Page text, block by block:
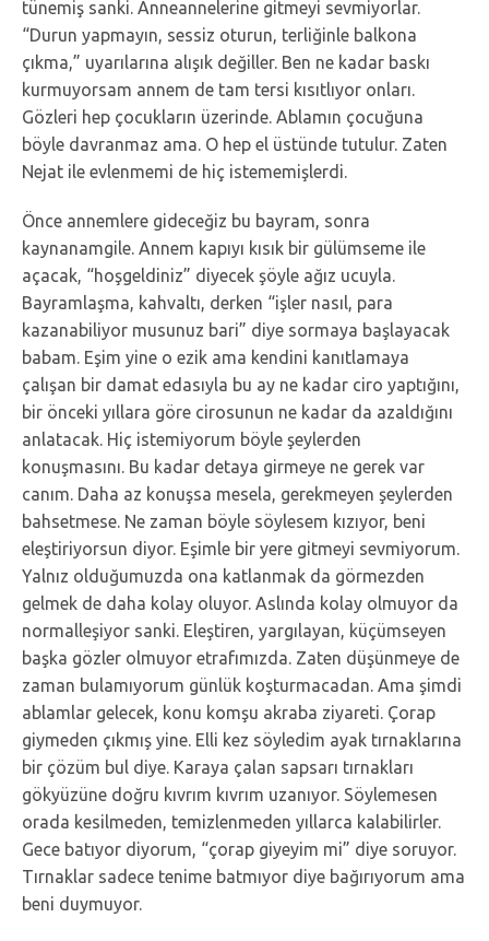
tünemiş sanki. Anneannelerine gitmeyi sevmiyorlar.
“Durun yapmayın, sessiz oturun, terliğinle balkona
çıkma,” uyarılarına alışık değiller. Ben ne kadar baskı
kurmuyorsam annem de tam tersi kısıtlıyor onları.
Gözleri hep çocukların üzerinde. Ablamın çocuğuna
böyle davranmaz ama. O hep el üstünde tutulur. Zaten
Nejat ile evlenmemi de hiç istememişlerdi.
Önce annemlere gideceğiz bu bayram, sonra
kaynanamgile. Annem kapıyı kısık bir gülümseme ile
açacak, “hoşgeldiniz” diyecek şöyle ağız ucuyla.
Bayramlaşma, kahvaltı, derken “işler nasıl, para
kazanabiliyor musunuz bari” diye sormaya başlayacak
babam. Eşim yine o ezik ama kendini kanıtlamaya
çalışan bir damat edasıyla bu ay ne kadar ciro yaptığını,
bir önceki yıllara göre cirosunun ne kadar da azaldığını
anlatacak. Hiç istemiyorum böyle şeylerden
konuşmasını. Bu kadar detaya girmeye ne gerek var
canım. Daha az konuşsa mesela, gerekmeyen şeylerden
bahsetmese. Ne zaman böyle söylesem kızıyor, beni
eleştiriyorsun diyor. Eşimle bir yere gitmeyi sevmiyorum.
Yalnız olduğumuzda ona katlanmak da görmezden
gelmek de daha kolay oluyor. Aslında kolay olmuyor da
normalleşiyor sanki. Eleştiren, yargılayan, küçümseyen
başka gözler olmuyor etrafımızda. Zaten düşünmeye de
zaman bulamıyorum günlük koşturmacadan. Ama şimdi
ablamlar gelecek, konu komşu akraba ziyareti. Çorap
giymeden çıkmış yine. Elli kez söyledim ayak tırnaklarına
bir çözüm bul diye. Karaya çalan sapsarı tırnakları
gökyüzüne doğru kıvrım kıvrım uzanıyor. Söylemesen
orada kesilmeden, temizlenmeden yıllarca kalabilirler.
Gece batıyor diyorum, “çorap giyeyim mi” diye soruyor.
Tırnaklar sadece tenime batmıyor diye bağırıyorum ama
beni duymuyor.